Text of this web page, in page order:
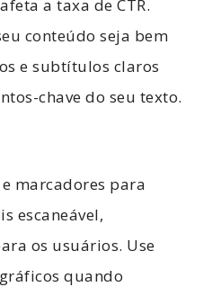
a taxa de CTR.
conteúdo seja bem
e subtítulos claros
chave do seu texto.
marcadores para
escaneável,
os usuários. Use
quando